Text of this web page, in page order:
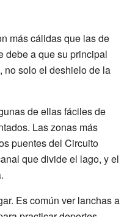
más cálidas que las de
debe a que su principal
no solo el deshielo de la
de ellas fáciles de
Las zonas más
puentes del Circuito
que divide el lago, y el
Es común ver lanchas a